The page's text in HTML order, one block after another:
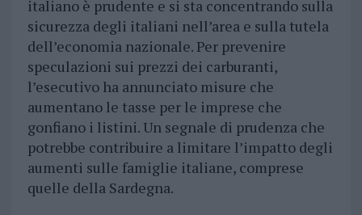
italiano è prudente e si sta concentrando sulla
sicurezza degli italiani nell’area e sulla tutela
dell’economia nazionale. Per prevenire
speculazioni sui prezzi dei carburanti,
l’esecutivo ha annunciato misure che
aumentano le tasse per le imprese che
gonfiano i listini. Un segnale di prudenza che
potrebbe contribuire a limitare l’impatto degli
aumenti sulle famiglie italiane, comprese
quelle della Sardegna.